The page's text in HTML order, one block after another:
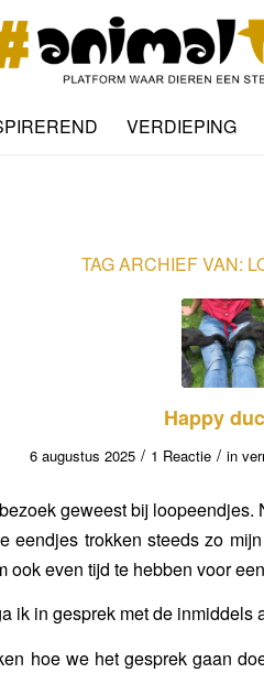
VERDIEPING
TAG ARCHIEF VAN:
Happy
6 augustus 2025 / 1 Reactie / in
geweest bij
eendjes trokken steeds zo
ook even tijd te hebben voor
ik in gesprek met de inmiddels
hoe we het gesprek gaan